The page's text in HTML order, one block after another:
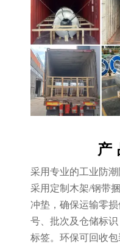
产
采用专业的工业防
采用定制木架/钢带
冲垫，确保运输零
号、批次及仓储标
标签。环保可回收